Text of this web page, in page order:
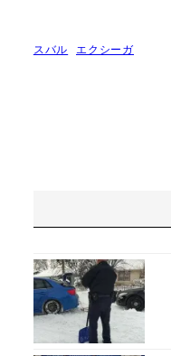
スバル エクシーガ